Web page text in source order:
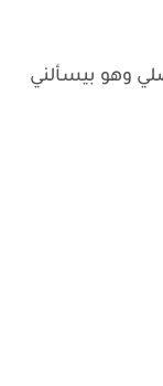
وهو بيسألني